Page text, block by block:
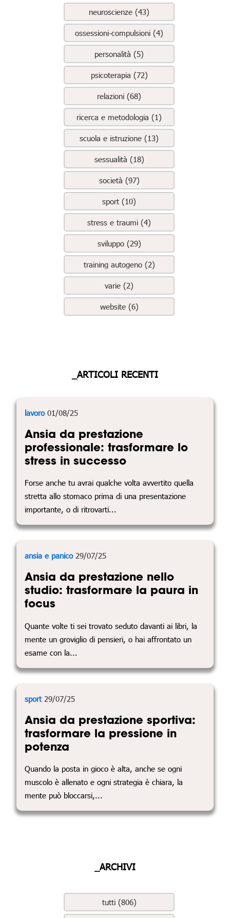
neuroscienze (43)
ossessioni-compulsioni (4)
personalità (5)
psicoterapia (72)
relazioni (68)
ricerca e metodologia (1)
scuola e istruzione (13)
sessualità (18)
società (97)
sport (10)
stress e traumi (4)
sviluppo (29)
training autogeno (2)
varie (2)
website (6)
_ARTICOLI RECENTI
lavoro01/08/25
Ansia da prestazione
professionale: trasformare lo
stress in successo
Forse anche tu avrai qualche volta avvertito quella
stretta allo stomaco prima di una presentazione
importante, o di ritrovarti...
ansia e panico29/07/25
Ansia da prestazione nello
studio: trasformare la paura in
focus
Quante volte ti sei trovato seduto davanti ai libri, la
mente un groviglio di pensieri, o hai affrontato un
esame con la...
sport29/07/25
Ansia da prestazione sportiva:
trasformare la pressione in
potenza
Quando la posta in gioco è alta, anche se ogni
muscolo è allenato e ogni strategia è chiara, la
mente può bloccarsi,...
_ARCHIVI
tutti (806)